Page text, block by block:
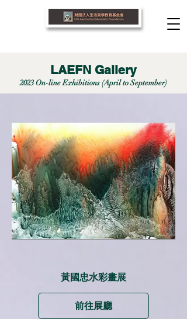
LAEFN Gallery
2023 On-line Exhibitions (Aprilto September)
黃國忠水彩畫展
前往展廳